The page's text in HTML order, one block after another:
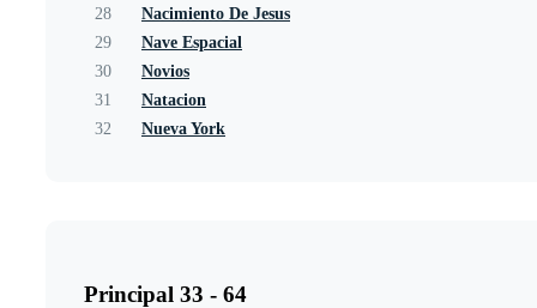
28
Nacimiento De Jesus
29
Nave Espacial
30
Novios
31
Natacion
32
Nueva York
Principal 33 - 64